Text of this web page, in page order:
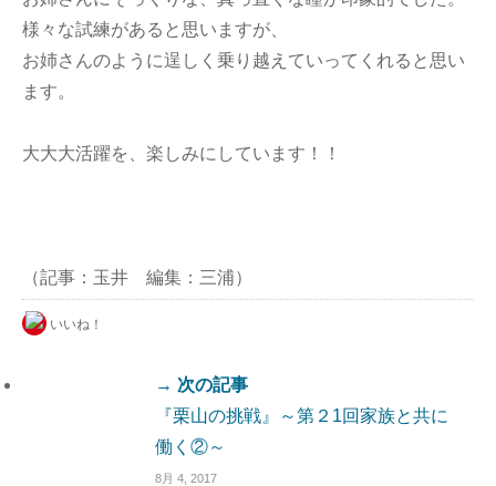
様々な試練があると思いますが、
お姉さんのように逞しく乗り越えていってくれると思い
ます。
大大大活躍を、楽しみにしています！！
（記事：玉井 編集：三浦）
いいね！
→ 次の記事
『栗山の挑戦』～第２1回家族と共に
働く②～
8月 4, 2017